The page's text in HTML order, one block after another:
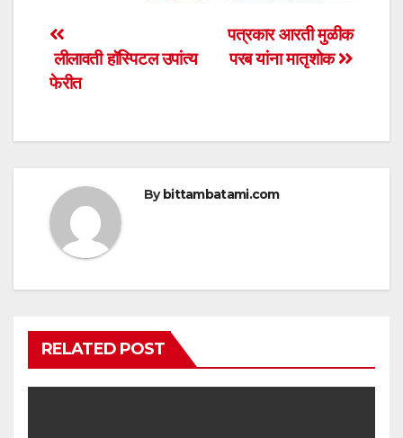
A
p
b
k
e
Post
navigation
पत्रकार आरती मुळीक
परब यांना मातृशोक
लीलावती हॉस्पिटल उपांत्य
फेरीत
Bybittambatami.com
RELATED POST